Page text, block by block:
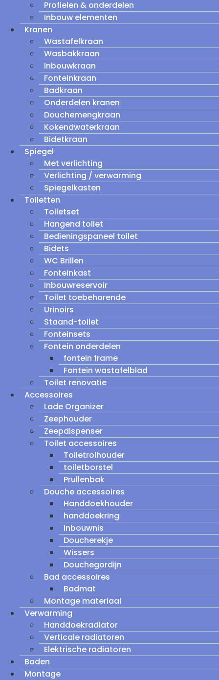
Profielen & onderdelen
Inbouw elementen
Kranen
Wastafelkraan
Wasbakkraan
Inbouwkraan
Fonteinkraan
Badkraan
Onderdelen kranen
Douchemengkraan
Kokendwaterkraan
Bidetkraan
Spiegel
Met verlichting
Verlichting / verwarming
Spiegelkasten
Toiletten
Toiletset
Hangend toilet
Bedieningspaneel toilet
Bidets
WC Brillen
Fonteinkast
Inbouwreservoir
Toilet toebehorende
Urinoirs
Staand-toilet
Fonteinsets
Fontein onderdelen
fontein frame
Fontein wastafelblad
Toilet renovatie
Accessoires
Lade Organizer
Zeephouder
Zeepdispenser
Toilet accessoires
Toiletrolhouder
toiletborstel
Prullenbak
Douche accessoires
Handdoekhouder
handdoekring
Inbouwnis
Doucherekje
Wissers
Douchegordijn
Bad accessoires
Badmat
Montage materiaal
Verwarming
Handdoekradiator
Verticale radiatoren
Elektrische radiatoren
Baden
Montage